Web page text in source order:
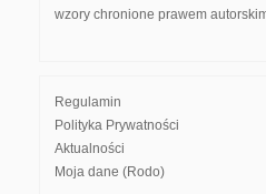
wzory chronione prawem
Regulamin
Polityka Prywatności
Aktualności
Moja dane (Rodo)